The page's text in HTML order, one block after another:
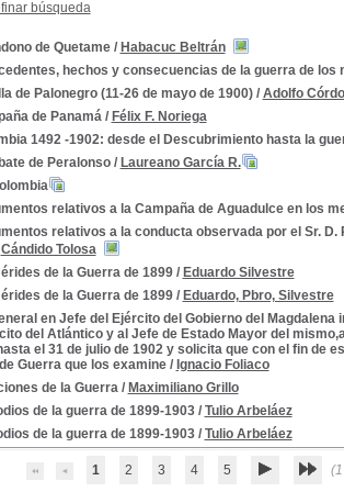
búsqueda
de Quetame/ Habacuc Beltrán
hechos y consecuencias de la guerra de los
de Palonegro (11-26 de mayo de 1900)/ Adolfo
de Panamá/ Félix F. Noriega
1492 -1902: desde el Descubrimiento hasta la
de Peralonso/ Laureano García R.
relativos a la Campaña de Aguadulce en los
relativos a la conducta observada por el Sr.
Cándido Tolosa
de la Guerra de 1899/ Eduardo Silvestre
de la Guerra de 1899/ Eduardo, Pbro, Silvestre
en Jefe del Ejército del Gobierno del
del Atlántico y al Jefe de Estado Mayor del
el 31 de julio de 1902 y solicita que con el fin
Guerra que los examine/ Ignacio Foliaco
de la Guerra / Maximiliano Grillo
de la guerra de 1899-1903 / Tulio Arbeláez
de la guerra de 1899-1903 / Tulio Arbeláez
1 2 3 4 5